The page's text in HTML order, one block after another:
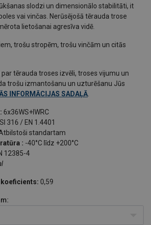
slodzi un dimensionālo stabilitāti, it
vai vinčas. Nerūsējošā tērauda trose
lietošanai agresīva vidē.
trošu stropēm, trošu vinčām un citās
tērauda troses izvēli, troses vijumu un
trošu izmantošanu un uzturēšanu Jūs
INFORMĀCIJAS SADAĻĀ
6x36WS+IWRC
316 / EN 1.4401
standartam
: -40°C līdz +200°C
12385-4
0,59